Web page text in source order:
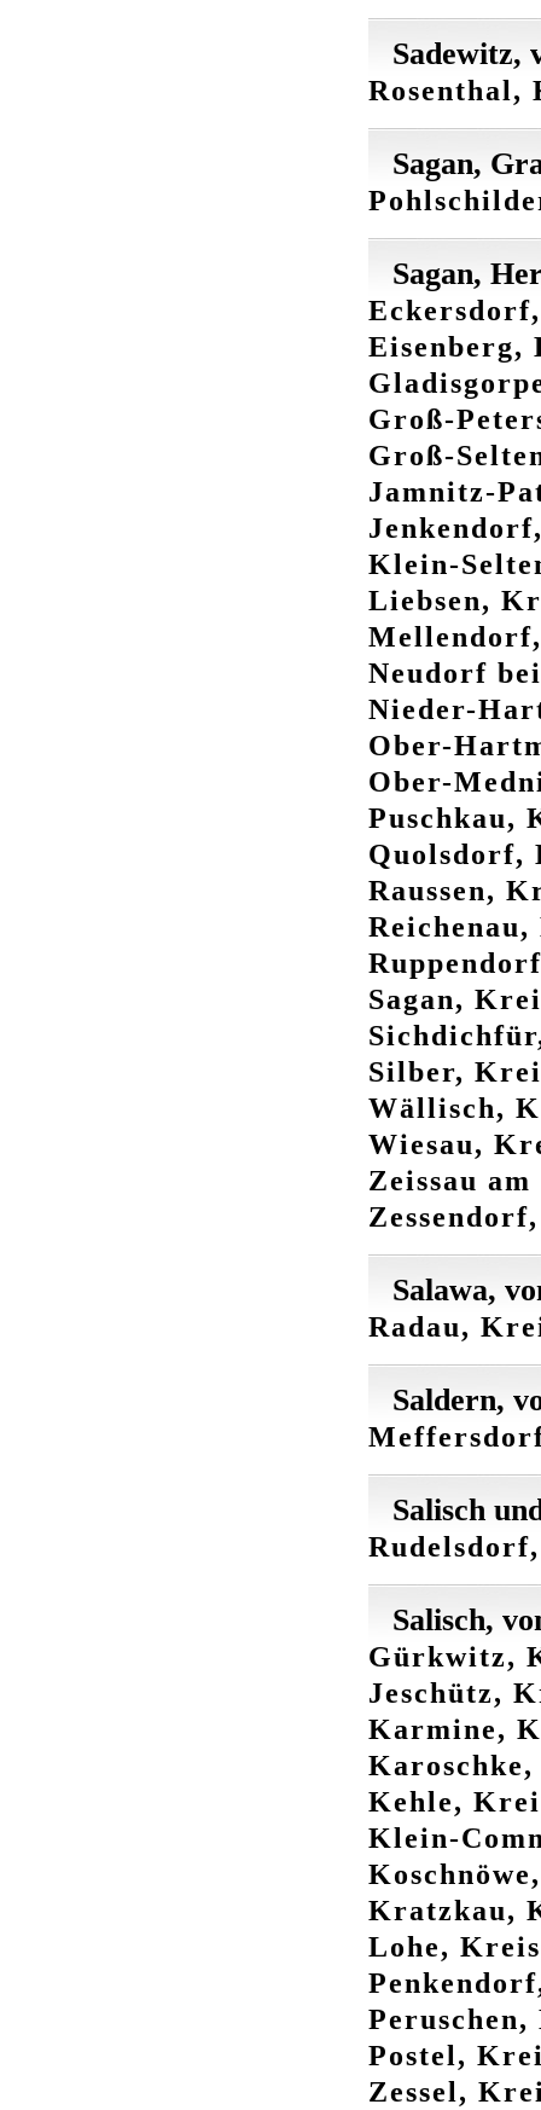
Sadewitz,
Rosenthal,
Sagan,
Sagan,
Eisenberg,
Groß-
Groß-
Jamnitz-
Klein-
Liebsen,
Neudorf
Nieder-
Ober-
Ober-
Puschkau,
Quolsdorf,
Raussen,
Reichenau,
Sagan,
Silber,
Wällisch,
Wiesau,
Zeissau
Salawa,
Radau,
Saldern,
Salisch
Salisch,
Gürkwitz,
Jeschütz,
Karmine,
Kehle,
Klein-
Kratzkau,
Lohe,
Postel,
Zessel,